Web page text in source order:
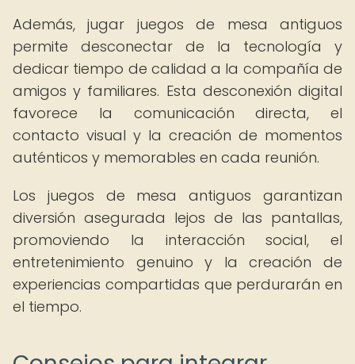
Además, jugar juegos de mesa antiguos
permite desconectar de la tecnología y
dedicar tiempo de calidad a la compañía de
amigos y familiares. Esta desconexión digital
favorece la comunicación directa, el
contacto visual y la creación de momentos
auténticos y memorables en cada reunión.
Los juegos de mesa antiguos garantizan
diversión asegurada lejos de las pantallas,
promoviendo la interacción social, el
entretenimiento genuino y la creación de
experiencias compartidas que perdurarán en
el tiempo.